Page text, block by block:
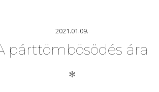
2021.01.09.
párttömbösödés ára
✻